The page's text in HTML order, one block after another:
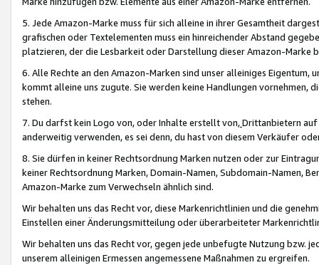
5. Jede Amazon-Marke muss für sich alleine in ihrer Gesamtheit
grafischen oder Textelementen muss ein hinreichender Abstand
platzieren, der die Lesbarkeit oder Darstellung dieser Amazon-Marke
6. Alle Rechte an den Amazon-Marken sind unser alleiniges
kommt alleine uns zugute. Sie werden keine Handlungen vornehmen,
stehen.
7. Du darfst kein Logo von, oder Inhalte erstellt von,Drittanbietern auf
anderweitig verwenden, es sei denn, du hast von diesem Verkäufer
8. Sie dürfen in keiner Rechtsordnung Marken nutzen oder zur
keiner Rechtsordnung Marken, Domain-Namen, Subdomain-Namen,
Amazon-Marke zum Verwechseln ähnlich sind.
Wir behalten uns das Recht vor, diese Markenrichtlinien und die
Einstellen einer Änderungsmitteilung oder überarbeiteter
Wir behalten uns das Recht vor, gegen jede unbefugte Nutzung bzw.
unserem alleinigen Ermessen angemessene Maßnahmen zu ergreifen.